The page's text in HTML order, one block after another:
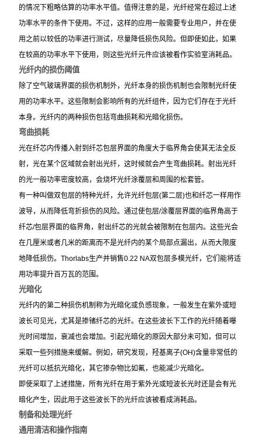
的情况下粗略估算的功率水平值。值得注意的是，光纤经常在超过上述
功率水平的条件下使用。不过，这样的应用一般需要专业用户，并在使
用之前以较低的功率进行测试，尽量降低损伤风险。但即使如此，如果
在较高的功率水平下使用，则这些光纤元件应该被看作实验室消耗品。
光纤内的损伤阈值
除了空气玻璃界面的损伤机制外，光纤本身的损伤机制也会限制光纤使
用的功率水平。这些限制会影响所有的光纤组件，因为它们存在于光纤
本身。光纤内的两种损伤包括弯曲损耗和光暗化损伤。
弯曲损耗
光在纤芯内传播入射到纤芯包层界面的角度大于临界角会使其无法全反
射，光在某个区域就会射出光纤，这时候就会产生弯曲损耗。射出光纤
的光一般功率密度较高，会烧坏光纤涂覆层和周围的松套管。
有一种叫做双包层的特种光纤，允许光纤包层(第二层)也和纤芯一样用作
波导，从而降低弯折损伤的风险。通过使包层/涂覆层界面的临界角高于
纤芯/包层界面的临界角，射出纤芯的光就会被限制在包层内。这些光会
在几厘米或者几米的距离而不是光纤内的某个局部点漏出，从而大限度
地降低损伤。Thorlabs生产并销售0.22 NA双包层多模光纤，它们能将适
用功率提升百万瓦的范围。
光暗化
光纤内的第二种损伤机制称为光暗化或负感现象，一般发生在紫外或短
波长可见光，尤其是掺锗纤芯的光纤。在这些波长下工作的光纤随着曝
光时间增加，衰减也会增加。引起光暗化的原因大部分未可知，但可以
采取一些列措施来缓解。例如，研究发现，羟基离子(OH)含量非常低的
光纤可以抵抗光暗化，其它掺杂物比如氟，也能减少光暗化。
即使采取了上述措施，所有光纤在用于紫外光或短波长光时还是会有光
暗化产生，因此用于这些波长下的光纤应该被看成消耗品。
制备和处理光纤
通用清洁和操作指南